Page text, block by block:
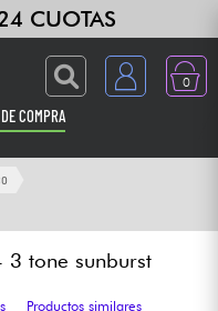
CUOTAS
0
COMPRA
3 tone sunburst
Productos similares